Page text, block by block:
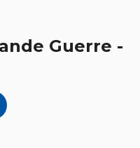
Guerre -